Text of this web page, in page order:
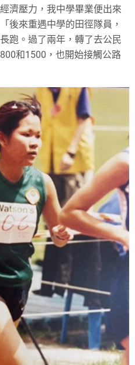
濟壓力，我中學畢業便出來
後來重遇中學的田徑隊員，
跑。過了兩年，轉了去公民
和1500，也開始接觸公路